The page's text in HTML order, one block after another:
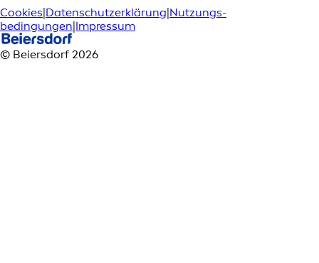
Cookies|Datenschutzerklärung|Nutzungs­
bedingungen|Impressum
© Beiersdorf 2026